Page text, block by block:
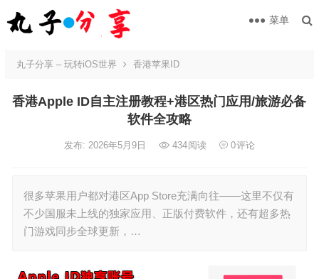
菜单
丸子分享 – 玩转iOS世界 香港苹果ID
香港Apple ID自主注册教程+港区热门应用/旅游必备
软件全攻略
发布: 2026年5月9日 434阅读 0评论
很多苹果用户都对港区App Store充满向往——这里不仅有
不少国服未上线的独家应用、正版付费软件，还有超多热
门游戏同步全球更新，…